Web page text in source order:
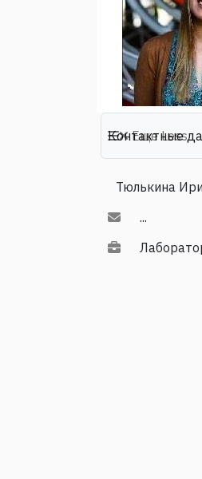
Контактные
Еще Less
Тюлькина
...